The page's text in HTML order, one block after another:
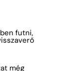
futni,
még